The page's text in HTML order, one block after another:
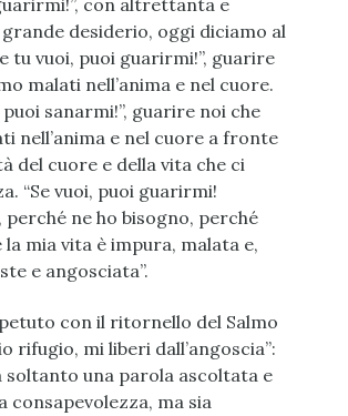
con altrettanta e
desiderio, oggi diciamo al
tu vuoi, puoi guarirmi!”, guarire
malati nell’anima e nel cuore.
puoi sanarmi!”, guarire noi che
nell’anima e nel cuore a fronte
del cuore e della vita che ci
“Se vuoi, puoi guarirmi!
perché ne ho bisogno, perché
la mia vita è impura, malata e,
e angosciata”.
con il ritornello del Salmo
rifugio, mi liberi dall’angoscia”:
soltanto una parola ascoltata e
consapevolezza, ma sia